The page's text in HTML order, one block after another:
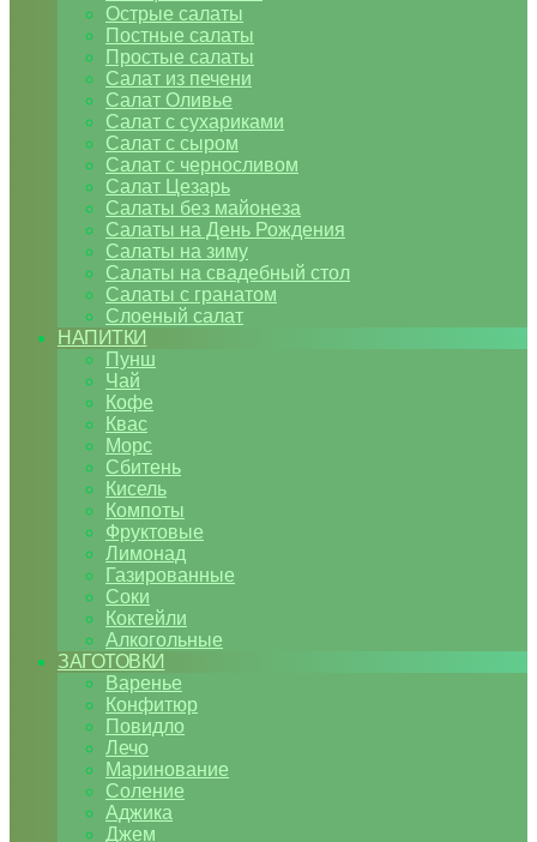
Острые салаты
Постные салаты
Простые салаты
Салат из печени
Салат Оливье
Салат с сухариками
Салат с сыром
Салат с черносливом
Салат Цезарь
Салаты без майонеза
Салаты на День Рождения
Салаты на зиму
Салаты на свадебный стол
Салаты с гранатом
Слоеный салат
НАПИТКИ
Пунш
Чай
Кофе
Квас
Морс
Сбитень
Кисель
Компоты
Фруктовые
Лимонад
Газированные
Соки
Коктейли
Алкогольные
ЗАГОТОВКИ
Варенье
Конфитюр
Повидло
Лечо
Маринование
Соление
Аджика
Джем